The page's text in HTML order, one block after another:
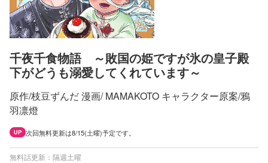
千夜千食物語 ～敗国の姫ですが氷の皇子殿
下がどうも溺愛してくれています～
原作/枝豆ずんだ 漫画/ MAMAKOTO キャラクター原案/鴉
羽凛燈
UP 次回無料更新は8/15(土曜)予定です。
無料話更新：隔週土曜